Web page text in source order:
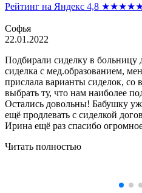
Рейтинг на Яндекс 4,8
Софья
22.01.2022
Подбирали сиделку в
сиделка с мед.образованием,
прислала варианты сиделок, со
выбрать ту, что нам наиболее
Остались довольны! Бабушку
ещё продлевать с сиделкой
Ирина ещё раз спасибо
Читать полностью